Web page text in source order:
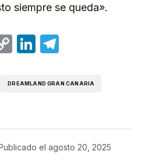
siempre se queda».
CopyLinkedIn
DREAMLAND GRAN CANARIA
el agosto 20, 2025